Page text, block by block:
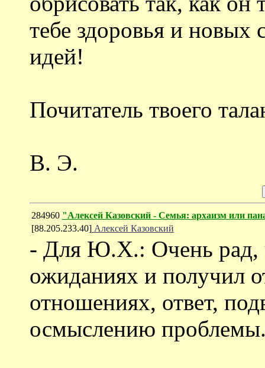
тебе здоровья и новых
идей!
Почитатель твоего
В. Э.
284960 "Алексей Казовский - Семья: архаизм или
[88.205.233.40] Алексей Казовский
- Для Ю.Х.: Очень рад,
ожиданиях и получил
отношениях, ответ,
осмыслению